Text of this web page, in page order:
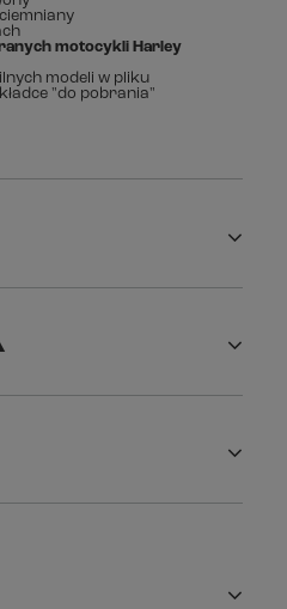
motocykli Harley
modeli w pliku
"do pobrania"